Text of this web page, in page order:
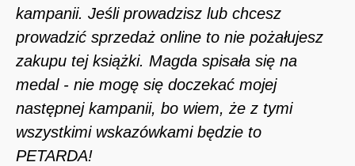
kampanii. Jeśli prowadzisz lub chcesz
prowadzić sprzedaż online to nie pożałujesz
zakupu tej książki. Magda spisała się na
medal - nie mogę się doczekać mojej
następnej kampanii, bo wiem, że z tymi
wszystkimi wskazówkami będzie to
PETARDA!